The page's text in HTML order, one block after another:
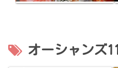
オーシャンズ11